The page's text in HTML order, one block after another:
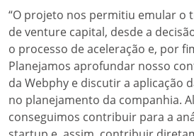
“O projeto nos permitiu emular o
de venture capital, desde a
o processo de aceleração e, por
Planejamos aprofundar nosso
da Webphy e discutir a aplicação
no planejamento da companhia.
conseguimos contribuir para a